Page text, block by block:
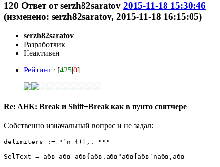
120 Ответ отserzh82saratov 2015-11-18 15:30:46
(изменено: serzh82saratov, 2015-11-18 16:15:05)
serzh82saratov
Разработчик
Неактивен
Рейтинг : [425|0]
Re: AHK: Break и Shift+Break как в пунто свитчере
Собственно изначальный вопрос и не задал:
delimiters := "`n {([,._"""
SelText = абв_абв абв{абв.абв"абв[абв`nабв,абв